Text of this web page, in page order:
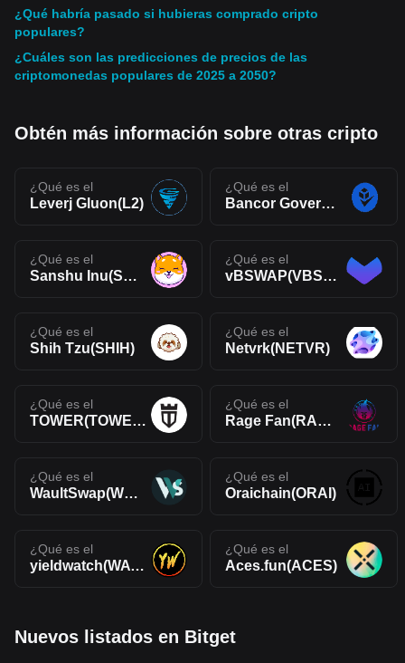
¿Qué habría pasado si hubieras comprado cripto
populares?
¿Cuáles son las predicciones de precios de las
criptomonedas populares de 2025 a 2050?
Obtén más información sobre otras cripto
¿Qué es el
Leverj Gluon(L2)
¿Qué es el
Bancor Governance Token(VBNT)
¿Qué es el
Sanshu Inu(SANSHU!)
¿Qué es el
vBSWAP(VBSWAP)
¿Qué es el
Shih Tzu(SHIH)
¿Qué es el
Netvrk(NETVR)
¿Qué es el
TOWER(TOWER)
¿Qué es el
Rage Fan(RAGE)
¿Qué es el
WaultSwap(WEX)
¿Qué es el
Oraichain(ORAI)
¿Qué es el
yieldwatch(WATCH)
¿Qué es el
Aces.fun(ACES)
Nuevos listados en Bitget